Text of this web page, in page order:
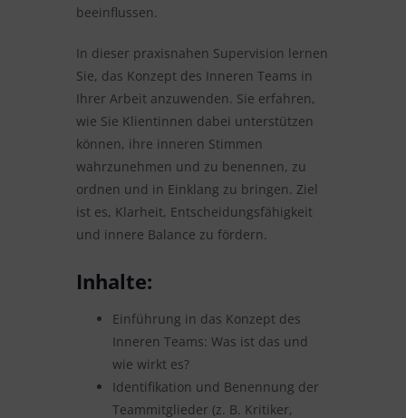
beeinflussen.
In dieser praxisnahen Supervision lernen
Sie, das Konzept des Inneren Teams in
Ihrer Arbeit anzuwenden. Sie erfahren,
wie Sie Klientinnen dabei unterstützen
können, ihre inneren Stimmen
wahrzunehmen und zu benennen, zu
ordnen und in Einklang zu bringen. Ziel
ist es, Klarheit, Entscheidungsfähigkeit
und innere Balance zu fördern.
Inhalte:
Einführung in das Konzept des
Inneren Teams: Was ist das und
wie wirkt es?
Identifikation und Benennung der
Teammitglieder (z. B. Kritiker,